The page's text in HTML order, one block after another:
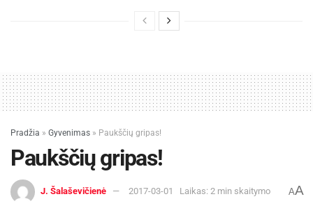
Pradžia » Gyvenimas » Paukščių gripas!
Paukščių gripas!
J. Šalaševičienė 2017-03-01 Laikas: 2 min skaitymo AA